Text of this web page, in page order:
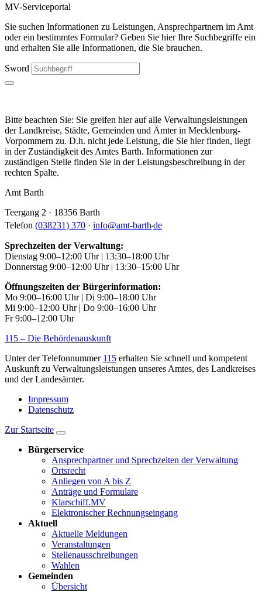
MV-Serviceportal
Sie suchen Informationen zu Leistungen, Ansprechpartnern im Amt
oder ein bestimmtes Formular? Geben Sie hier Ihre Suchbegriffe ein
und erhalten Sie alle Informationen, die Sie brauchen.
Sword
Bitte beachten Sie: Sie greifen hier auf alle Verwaltungsleistungen
der Landkreise, Städte, Gemeinden und Ämter in Mecklenburg-
Vorpommern zu. D.h. nicht jede Leistung, die Sie hier finden, liegt
in der Zuständigkeit des Amtes Barth. Informationen zur
zuständigen Stelle finden Sie in der Leistungsbeschreibung in der
rechten Spalte.
Amt Barth
Teergang 2 · 18356 Barth
Telefon (038231) 370 · info@amt-barthde
Sprechzeiten der Verwaltung:
Dienstag 9:00–12:00 Uhr | 13:30–18:00 Uhr
Donnerstag 9:00–12:00 Uhr | 13:30–15:00 Uhr
Öffnungszeiten der Bürgerinformation:
Mo 9:00–16:00 Uhr | Di 9:00–18:00 Uhr
Mi 9:00–12:00 Uhr | Do 9:00–16:00 Uhr
Fr 9:00–12:00 Uhr
115 – Die Behördenauskunft
Unter der Telefonnummer 115 erhalten Sie schnell und kompetent
Auskunft zu Verwaltungsleistungen unseres Amtes, des Landkreises
und der Landesämter.
Impressum
Datenschutz
Zur Startseite
Bürgerservice
Ansprechpartner und Sprechzeiten der Verwaltung
Ortsrecht
Anliegen von A bis Z
Anträge und Formulare
Klarschiff.MV
Elektronischer Rechnungseingang
Aktuell
Aktuelle Meldungen
Veranstaltungen
Stellenausschreibungen
Wahlen
Gemeinden
Übersicht